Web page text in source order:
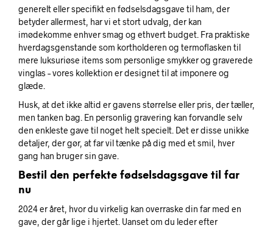
generelt eller specifikt en fødselsdagsgave til ham, der
betyder allermest, har vi et stort udvalg, der kan
imødekomme enhver smag og ethvert budget. Fra praktiske
hverdagsgenstande som kortholderen og termoflasken til
mere luksuriøse items som personlige smykker og graverede
vinglas – vores kollektion er designet til at imponere og
glæde.
Husk, at det ikke altid er gavens størrelse eller pris, der tæller,
men tanken bag. En personlig gravering kan forvandle selv
den enkleste gave til noget helt specielt. Det er disse unikke
detaljer, der gør, at far vil tænke på dig med et smil, hver
gang han bruger sin gave.
Bestil den perfekte fødselsdagsgave til far
nu
2024 er året, hvor du virkelig kan overraske din far med en
gave, der går lige i hjertet. Uanset om du leder efter